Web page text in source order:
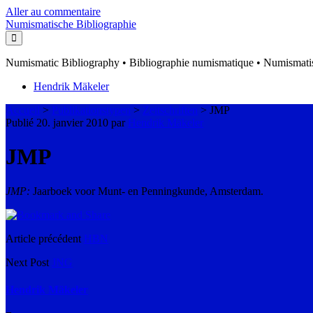
Aller au commentaire
Numismatische Bibliographie
Numismatic Bibliography • Bibliographie numismatique •
Hendrik Mäkeler
Accueil > Publikationstypen > Zeitschriften > JMP
Publié 20. janvier 2010 par Hendrik Mäkeler
JMP
JMP: Jaarboek voor Munt- en Penningkunde, Amsterdam.
Article précédent HBN
Next Post JNG
Hendrik Mäkeler